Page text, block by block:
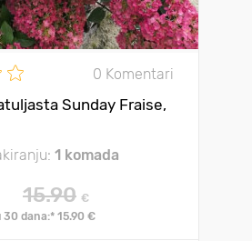
0 Komentari
Sunday Fraise,
1 komada
15.90 €
30 dana:* 15.90 €